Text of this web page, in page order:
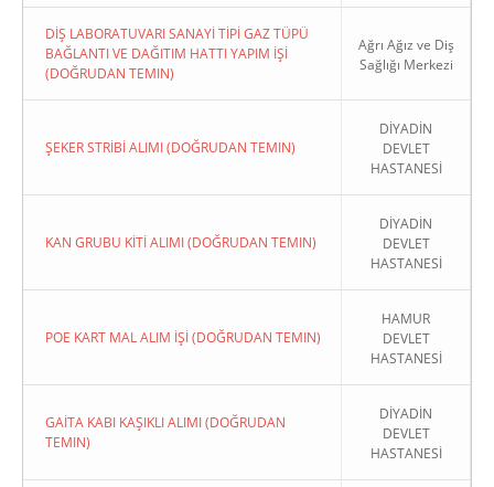
DİŞ LABORATUVARI SANAYİ TİPİ GAZ TÜPÜ
BAĞLANTI VE DAĞITIM HATTI YAPIM İŞİ
(DOĞRUDAN TEMIN)
Ağrı Ağız ve Diş
Sağlığı Merkezi
ŞEKER STRİBİ ALIMI (DOĞRUDAN TEMIN)
DİYADİN
DEVLET
HASTANESİ
KAN GRUBU KİTİ ALIMI (DOĞRUDAN TEMIN)
DİYADİN
DEVLET
HASTANESİ
POE KART MAL ALIM İŞİ (DOĞRUDAN TEMIN)
HAMUR
DEVLET
HASTANESİ
GAİTA KABI KAŞIKLI ALIMI (DOĞRUDAN
TEMIN)
DİYADİN
DEVLET
HASTANESİ